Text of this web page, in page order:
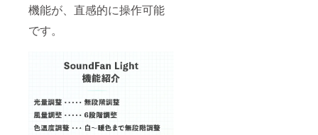
機能が、直感的に操作可能
です。